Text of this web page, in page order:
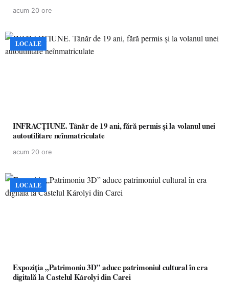
acum 20 ore
LOCALE
INFRACȚIUNE. Tânăr de 19 ani, fără permis și la volanul unei
autoutilitare neînmatriculate
acum 20 ore
LOCALE
Expoziția „Patrimoniu 3D” aduce patrimoniul cultural în era
digitală la Castelul Károlyi din Carei